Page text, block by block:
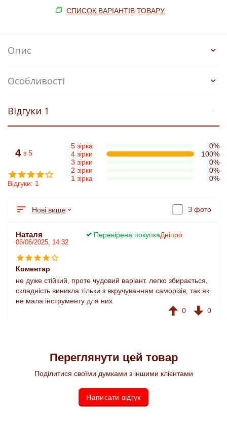
СПИСОК ВАРІАНТІВ ТОВАРУ
Опис
Особливості
Відгуки 1
4 з 5
Відгуки: 1
5 зірка
0%
4 зірки
100%
3 зірки
0%
2 зірки
0%
1 зірка
0%
Нові вище З фото
Наталя Перевірена покупкаДніпро
06/06/2025, 14:32
Коментар
не дуже стійкий, проте чудовий варіант. легко збирається,
складність виникла тільки з вкручуванням саморізів, так як
не мала інструменту для них
0
0
Переглянути цей товар
Поділитися своїми думками з іншими клієнтами
Написати відгук